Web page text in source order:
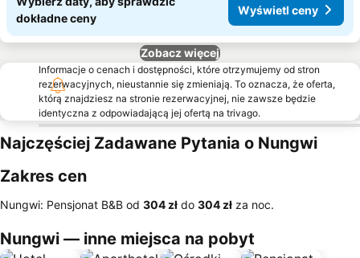
dokładne ceny
Wyświetl ceny
Zobacz więcej
Informacje o cenach i dostępności, które otrzymujemy od stron
rezerwacyjnych, nieustannie się zmieniają. To oznacza, że oferta,
którą znajdziesz na stronie rezerwacyjnej, nie zawsze będzie
identyczna z odpowiadającą jej ofertą na trivago.
Najczęściej Zadawane Pytania o Nungwi
Zakres cen
Nungwi: Pensjonat B&B od ‎304 zł do ‎304 zł za noc.
Nungwi — inne miejsca na pobyt